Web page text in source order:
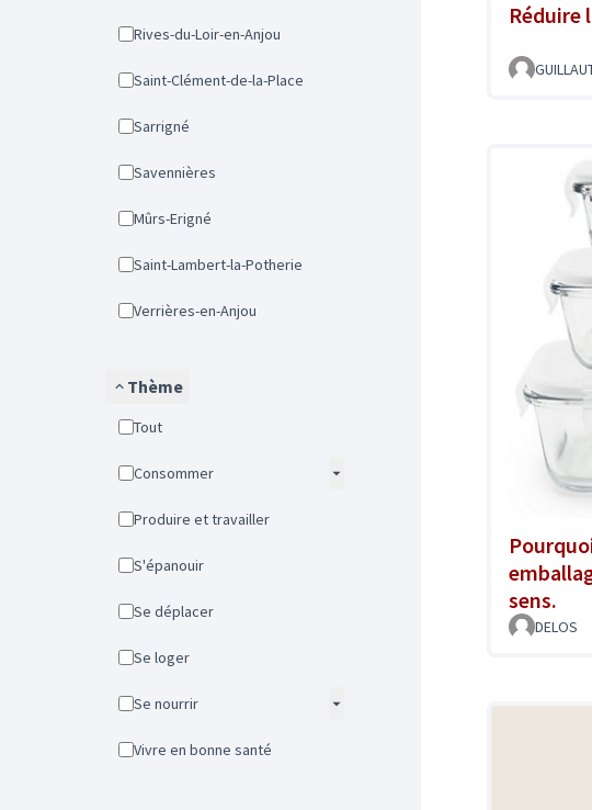
Rives-du-Loir-en-Anjou
Saint-Clément-de-la-Place
Sarrigné
Savennières
Mûrs-Erigné
Saint-Lambert-la-Potherie
Verrières-en-Anjou
Thème
Tout
Consommer
Produire et travailler
S'épanouir
Se déplacer
Se loger
Se nourrir
Vivre en bonne santé
Réduire
sens.
DELOS